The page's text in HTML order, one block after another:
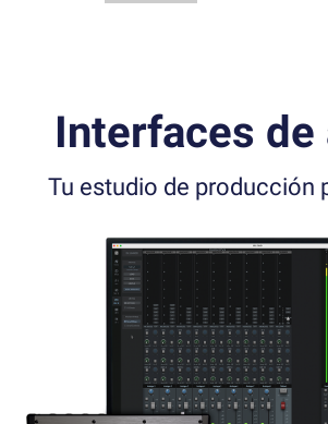
Interfaces de
Tu estudio de producción